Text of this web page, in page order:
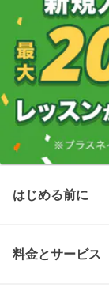
はじめる前に
料金とサービス